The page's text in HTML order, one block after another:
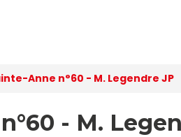
Anne n°60 - M. Legendre JP
- M.